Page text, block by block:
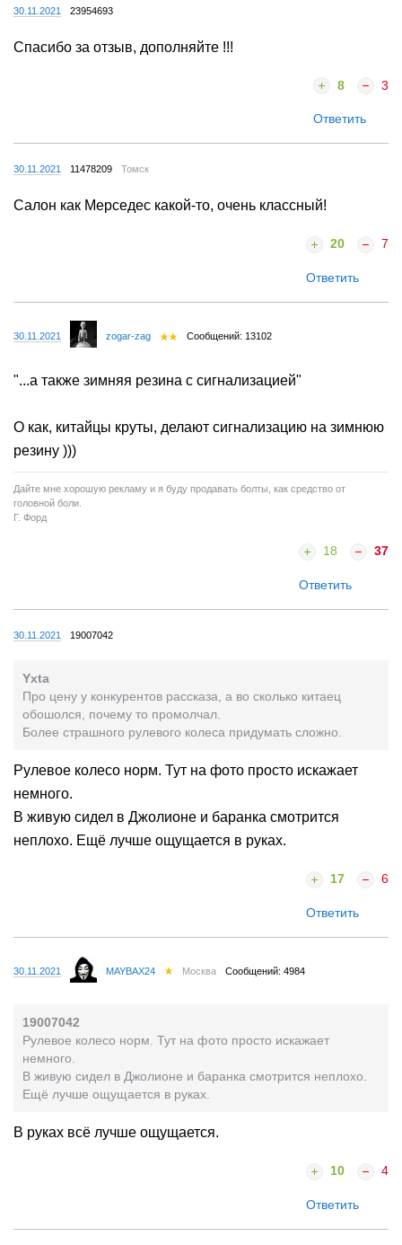
30.11.2021 23954693
Спасибо за отзыв, дополняйте !!!
8 3
Ответить
30.11.2021 11478209 Томск
Салон как Мерседес какой-то, очень классный!
20 7
Ответить
30.11.2021 zogar-zag Сообщений: 13102
"...а также зимняя резина с сигнализацией"
О как, китайцы круты, делают сигнализацию на зимнюю
резину )))
Дайте мне хорошую рекламу и я буду продавать болты, как средство от
головной боли.
Г. Форд
18 37
Ответить
30.11.2021 19007042
Yxta
Про цену у конкурентов рассказа, а во сколько китаец
обошолся, почему то промолчал.
Более страшного рулевого колеса придумать сложно.
Рулевое колесо норм. Тут на фото просто искажает
немного.
В живую сидел в Джолионе и баранка смотрится
неплохо. Ещё лучше ощущается в руках.
17 6
Ответить
30.11.2021 MAYBAX24 Москва Сообщений: 4984
19007042
Рулевое колесо норм. Тут на фото просто искажает
немного.
В живую сидел в Джолионе и баранка смотрится неплохо.
Ещё лучше ощущается в руках.
В руках всё лучше ощущается.
10 4
Ответить